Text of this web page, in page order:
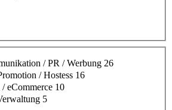
/ PR / Werbung 26
/ Hostess 16
eCommerce 10
5